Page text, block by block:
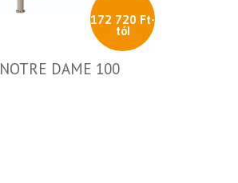
172 720 Ft-
tól
NOTRE DAME 100